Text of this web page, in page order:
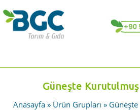
Güneşte
Anasayfa» Ürün Grupları »